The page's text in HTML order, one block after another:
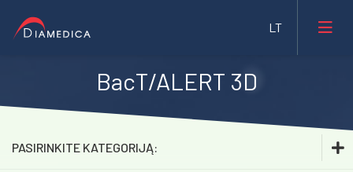
BacT/ALERT 3D
PASIRINKITE KATEGORIJĄ: